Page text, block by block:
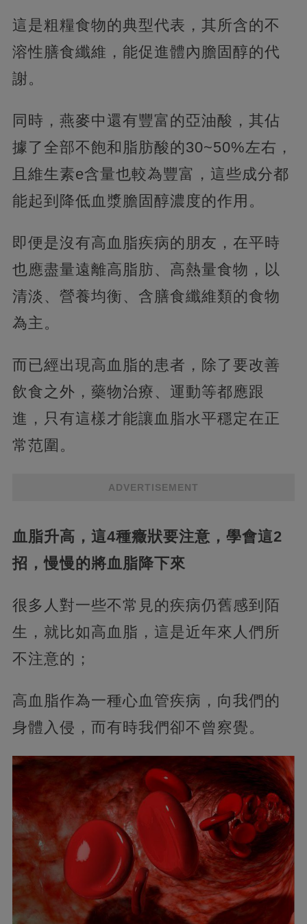
這是粗糧食物的典型代表，其所含的不
溶性膳食纖維，能促進體內膽固醇的代
謝。
同時，燕麥中還有豐富的亞油酸，其佔
據了全部不飽和脂肪酸的30~50%左右，
且維生素e含量也較為豐富，這些成分都
能起到降低血漿膽固醇濃度的作用。
即便是沒有高血脂疾病的朋友，在平時
也應盡量遠離高脂肪、高熱量食物，以
清淡、營養均衡、含膳食纖維類的食物
為主。
而已經出現高血脂的患者，除了要改善
飲食之外，藥物治療、運動等都應跟
進，只有這樣才能讓血脂水平穩定在正
常范圍。
ADVERTISEMENT
血脂升高，這4種癥狀要注意，學會這2
招，慢慢的將血脂降下來
很多人對一些不常見的疾病仍舊感到陌
生，就比如高血脂，這是近年來人們所
不注意的；
高血脂作為一種心血管疾病，向我們的
身體入侵，而有時我們卻不曾察覺。